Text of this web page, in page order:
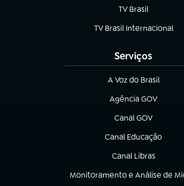
TV Brasil
(abre em nova aba)
TV Brasil Internacional
(abre em nova aba)
Serviços
A Voz do Brasil
(abre em nova aba)
Agência GOV
(abre em nova aba)
Canal GOV
(abre em nova aba)
Canal Educação
(abre em nova aba)
Canal Libras
(abre em nova aba)
Monitoramento e Análise de
(abre em nova aba)